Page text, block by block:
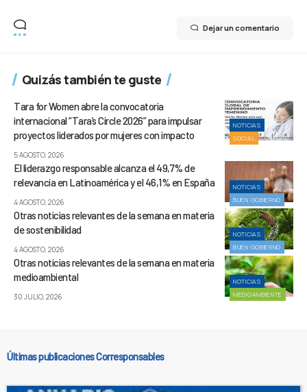
Dejar un comentario
Quizás también te guste
NOTICIAS
SOCIAL
Tara for Women abre la convocatoria
internacional “Tara’s Circle 2026” para impulsar
proyectos liderados por mujeres con impacto
5 AGOSTO, 2026
NOTICIAS
BUEN GOBIERNO
El liderazgo responsable alcanza el 49,7% de
relevancia en Latinoamérica y el 46,1% en España
4 AGOSTO, 2026
NOTICIAS
BUEN GOBIERNO
Otras noticias relevantes de la semana en materia
de sostenibilidad
4 AGOSTO, 2026
NOTICIAS
MEDIOAMBIENTE
Otras noticias relevantes de la semana en materia
medioambiental
30 JULIO, 2026
Últimas publicaciones Corresponsables